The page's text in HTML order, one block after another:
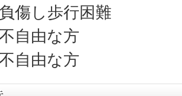
傷し歩行困難
自由な方
自由な方